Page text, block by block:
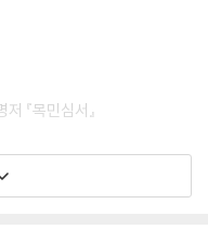
던 농민층까지 저항의 대열
살펴보았다. 이 책을 통해 저
, 왜 미래의 교훈으로 삼아
조명한다.
『목민심서』